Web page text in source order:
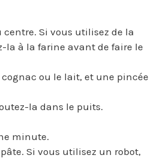
Si vous utilisez de la
à la farine avant de faire le
ou le lait, et une pincée
la dans le puits.
minute.
Si vous utilisez un robot,